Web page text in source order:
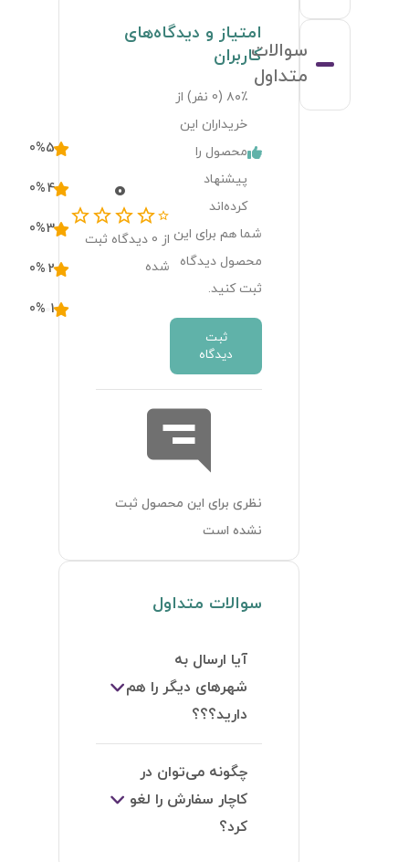
سوالات
متداول
امتیاز و دیدگاه‌های
کاربران
۸۰٪ ( 0 نفر) از
خریداران این
محصول را
پیشنهاد
کرده‌اند
شما هم برای این
محصول دیدگاه
ثبت کنید.
ثبت
دیدگاه
0
از 0 دیدگاه ثبت
شده
5
0%
4
0%
3
0%
2
0%
1
0%
نظری برای این محصول ثبت
نشده است
سوالات متداول
آیا ارسال به
شهرهای دیگر را هم
دارید؟؟؟
چگونه می‌توان در
کاچار سفارش را لغو
کرد؟